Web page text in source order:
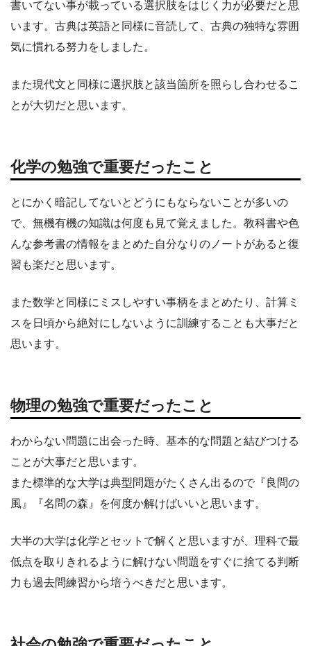
書いてない事が載っている選択肢をはじく力が必要だと思
います。古典は英語と同様に音読して、古典の独特な雰囲
気に慣れる努力をしました。
また現代文と同様に選択肢と該当箇所を照らし合わせるこ
とが大切だと思います。
化学の勉強で重要だったこと
とにかく暗記してないとどうにもならないことが多いの
で、無機有機の知識は何度も見て覚えました。教科書や色
んな参考書の情報をまとめた自分なりのノートがあると復
習も楽だと思います。
また数学と同様にミスしやすい事柄をまとめたり、計算ミ
スを日頃から絶対にしないように訓練することも大事だと
思います。
物理の勉強で重要だったこと
わからない問題に出会った時、基本的な問題と結びつける
ことが大事だと思います。
また標準的な大学は典型問題がたくさん出るので『良問の
風』『名問の森』を何度か解けばいいと思います。
大半の大学は化学とセットで解くと思いますが、理科で最
低点を取りきれるように解けない問題をすぐに捨てる判断
力も過去問練習から培うべきだと思います。